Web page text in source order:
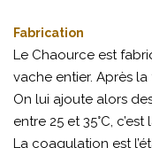
Fabrication
Le Chaource est
vache entier. Après
On lui ajoute alors
entre 25 et 35°C,
La coagulation est